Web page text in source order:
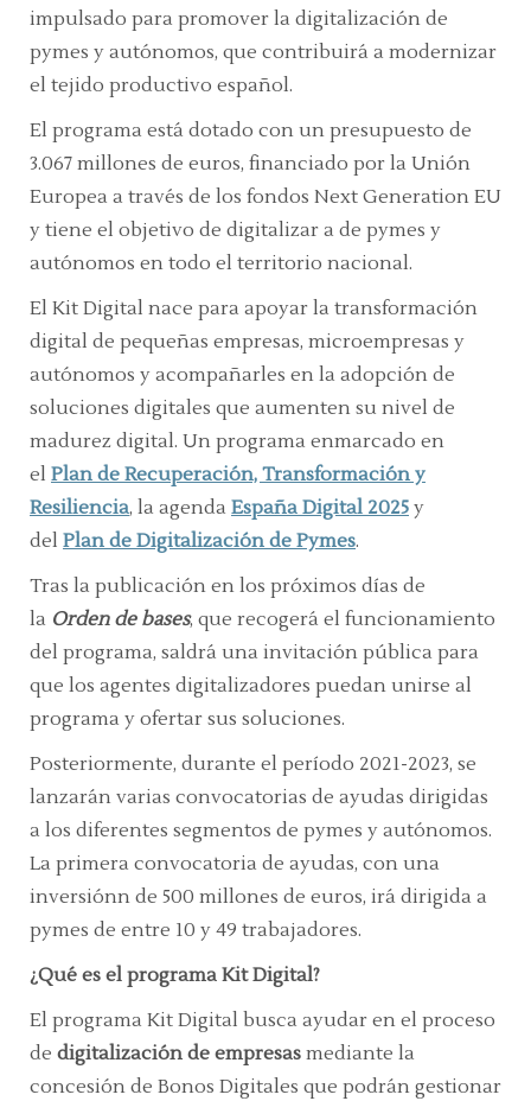
impulsado para promover la digitalización de
pymes y autónomos, que contribuirá a modernizar
el tejido productivo español.
El programa está dotado con un presupuesto de
3.067 millones de euros, financiado por la Unión
Europea a través de los fondos Next Generation EU
y tiene el objetivo de digitalizar a de pymes y
autónomos en todo el territorio nacional.
El Kit Digital nace para apoyar la transformación
digital de pequeñas empresas, microempresas y
autónomos y acompañarles en la adopción de
soluciones digitales que aumenten su nivel de
madurez digital. Un programa enmarcado en
el Plan de Recuperación, Transformación y
Resiliencia, la agenda España Digital 2025 y
del Plan de Digitalización de Pymes.
Tras la publicación en los próximos días de
la Orden de bases, que recogerá el funcionamiento
del programa, saldrá una invitación pública para
que los agentes digitalizadores puedan unirse al
programa y ofertar sus soluciones.
Posteriormente, durante el período 2021-2023, se
lanzarán varias convocatorias de ayudas dirigidas
a los diferentes segmentos de pymes y autónomos.
La primera convocatoria de ayudas, con una
inversión​n de 500 millones de euros, irá dirigida a
pymes de entre 10 y 49 trabajadores.
¿Qué es el programa Kit Digital?
El programa Kit Digital busca ayudar en el proceso
de digitalización de empresas mediante la
concesión de Bonos Digitales que podrán gestionar